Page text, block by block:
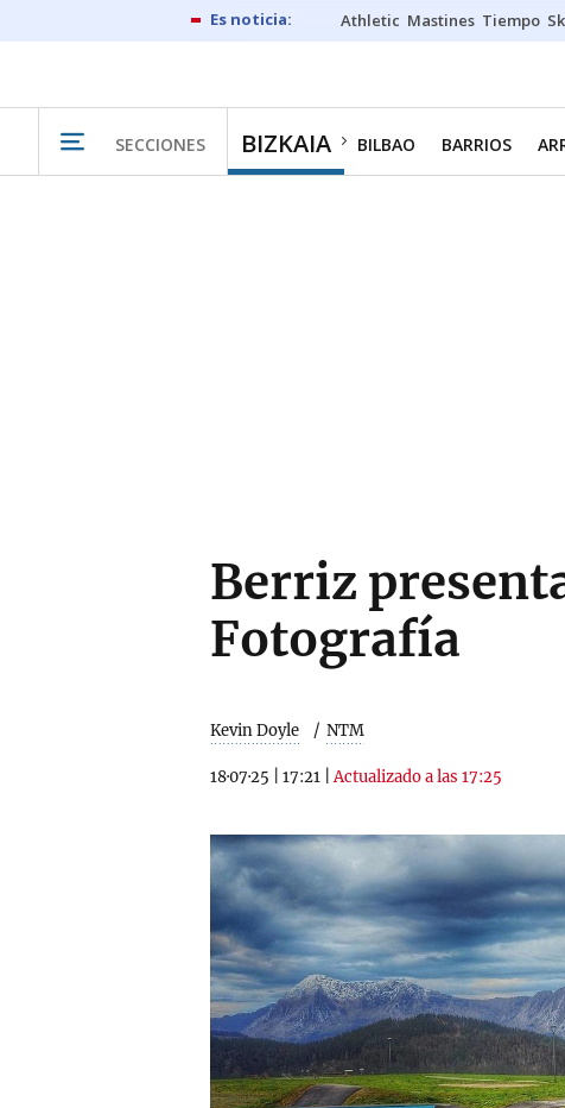
Athletic Mastines Tiempo
SECCIONES BIZKAIA BILBAO BARRIOS
Berriz
Fotografía
Kevin Doyle NTM
18·07·25 17:21 |Actualizado a las 17:25